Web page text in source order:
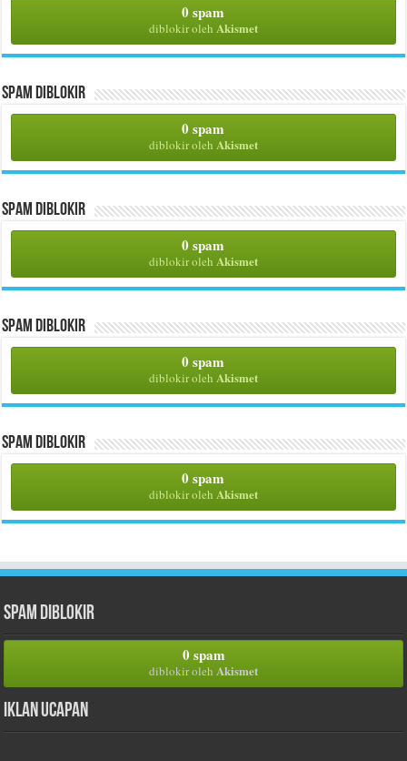
0 spam
diblokir oleh Akismet
Spam Diblokir
0 spam
diblokir oleh Akismet
Spam Diblokir
0 spam
diblokir oleh Akismet
Spam Diblokir
0 spam
diblokir oleh Akismet
Spam Diblokir
0 spam
diblokir oleh Akismet
Spam Diblokir
0 spam
diblokir oleh Akismet
Iklan Ucapan